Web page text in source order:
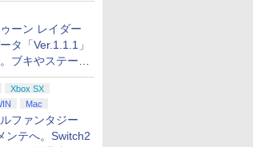
ゥーン レイダー
タ「Ver.1.1.1」
ブキやステージ
合を修正
Xbox SX
Mac
ルファンタジー
ンテへ。Switch2